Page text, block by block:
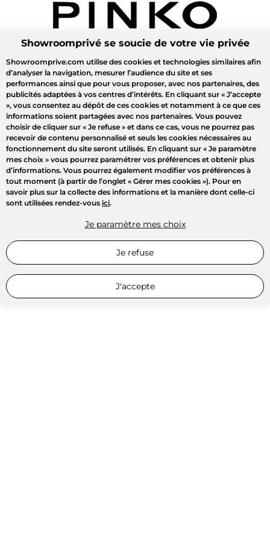
Showroomprivé se soucie de votre vie privée
Showroomprive.com utilise des cookies et technologies similaires afin
d’analyser la navigation, mesurer l’audience du site et ses
performances ainsi que pour vous proposer, avec nos partenaires, des
publicités adaptées à vos centres d’intérêts. En cliquant sur « J’accepte
», vous consentez au dépôt de ces cookies et notamment à ce que ces
informations soient partagées avec nos partenaires. Vous pouvez
choisir de cliquer sur « Je refuse » et dans ce cas, vous ne pourrez pas
recevoir de contenu personnalisé et seuls les cookies nécessaires au
fonctionnement du site seront utilisés. En cliquant sur « Je paramètre
mes choix » vous pourrez paramétrer vos préférences et obtenir plus
d’informations. Vous pourrez également modifier vos préférences à
tout moment (à partir de l’onglet « Gérer mes cookies »). Pour en
savoir plus sur la collecte des informations et la manière dont celle-ci
sont utilisées rendez-vous ici.
Je paramètre mes choix
Je refuse
J'accepte